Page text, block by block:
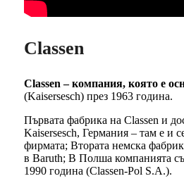
Classen
Classen – компания, която е
(Kaisersesch) през 1963 година.
Първата фабрика на Classen и
Kaisersesch, Германия – там е и
фирмата; Втората немска
в Baruth; В Полша компанията
1990 година (Classen-Pol S.A.).